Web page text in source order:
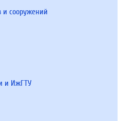
и сооружений
и ИжГТУ